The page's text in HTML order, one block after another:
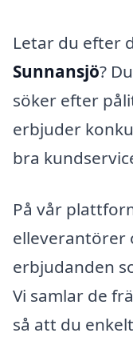
Letar du efter
Sunnansjö?
söker efter
erbjuder
bra
På vår
elleverantörer
erbjudanden
Vi samlar de
så att du